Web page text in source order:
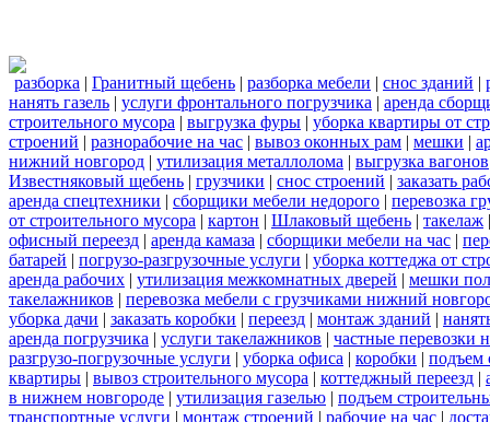
разборка | Гранитный щебень | разборка мебели | снос зданий |
нанять газель | услуги фронтального погрузчика | аренда
строительного мусора | выгрузка фуры | уборка квартиры от
строений | разнорабочие на час | вывоз оконных рам | мешки |
нижний новгород | утилизация металлолома | выгрузка вагонов
Известняковый щебень | грузчики | снос строений | заказать
аренда спецтехники | сборщики мебели недорого | перевозка
от строительного мусора | картон | Шлаковый щебень | такелаж
офисный переезд | аренда камаза | сборщики мебели на час |
батарей | погрузо-разгрузочные услуги | уборка коттеджа от
аренда рабочих | утилизация межкомнатных дверей | мешки
такелажников | перевозка мебели с грузчиками нижний
уборка дачи | заказать коробки | переезд | монтаж зданий |
аренда погрузчика | услуги такелажников | частные перевозки
разгрузо-погрузочные услуги | уборка офиса | коробки | подъем
квартиры | вывоз строительного мусора | коттеджный переезд |
в нижнем новгороде | утилизация газелью | подъем
транспортные услуги | монтаж строений | рабочие на час |